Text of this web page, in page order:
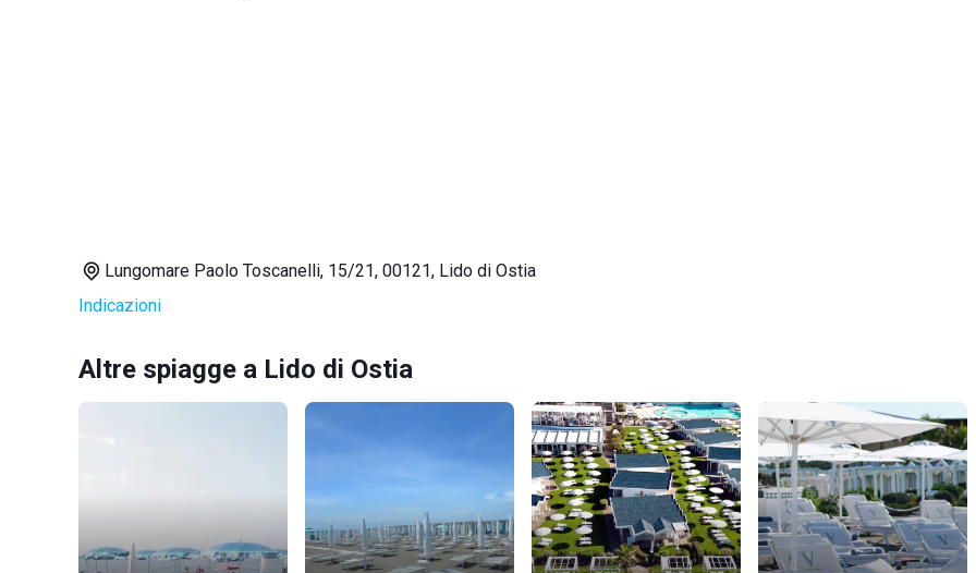
Lungomare Paolo Toscanelli, 15/21, 00121, Lido di Ostia
Indicazioni
Altre spiagge a Lido di Ostia